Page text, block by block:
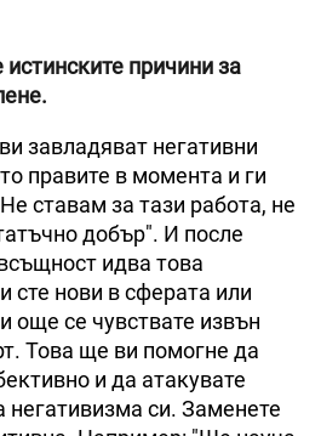
причини за
завладяват негативни
правите в момента и ги
ставам за тази работа, не
добър". И после
идва това
нови в сферата или
още се чувствате извън
Това ще ви помогне да
и да атакувате
негативизма си. Заменете